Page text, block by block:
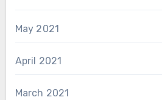
May 2021
April 2021
March 2021